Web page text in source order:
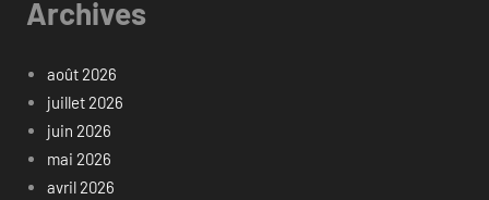
Archives
août 2026
juillet 2026
juin 2026
mai 2026
avril 2026